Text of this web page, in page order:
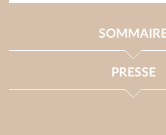
PRESSE